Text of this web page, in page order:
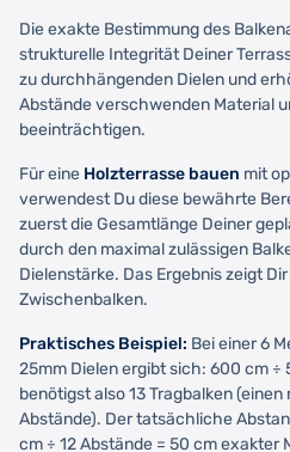
Die exakte Bestimmung des
strukturelle Integrität Deiner
zu durchhängenden Dielen und
Abstände verschwenden Material
beeinträchtigen.
Für eine Holzterrasse bauen mit
verwendest Du diese bewährte
zuerst die Gesamtlänge Deiner
durch den maximal zulässigen
Dielenstärke. Das Ergebnis zeigt
Zwischenbalken.
Praktisches Beispiel: Bei einer 6
25mm Dielen ergibt sich: 600 cm ÷
benötigst also 13 Tragbalken
Abstände). Der tatsächliche
cm ÷ 12 Abstände = 50 cm exakter